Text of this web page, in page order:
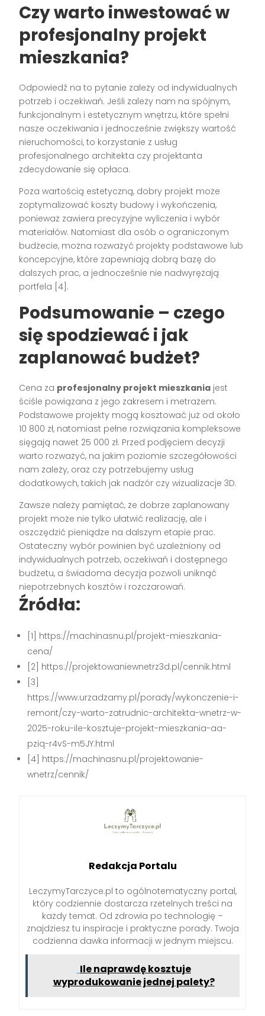
Czy warto inwestować w
profesjonalny projekt
mieszkania?
Odpowiedź na to pytanie zależy od indywidualnych
potrzeb i oczekiwań. Jeśli zależy nam na spójnym,
funkcjonalnym i estetycznym wnętrzu, które spełni
nasze oczekiwania i jednocześnie zwiększy wartość
nieruchomości, to korzystanie z usług
profesjonalnego architekta czy projektanta
zdecydowanie się opłaca.
Poza wartością estetyczną, dobry projekt może
zoptymalizować koszty budowy i wykończenia,
ponieważ zawiera precyzyjne wyliczenia i wybór
materiałów. Natomiast dla osób o ograniczonym
budżecie, można rozważyć projekty podstawowe lub
koncepcyjne, które zapewniają dobrą bazę do
dalszych prac, a jednocześnie nie nadwyrężają
portfela [4].
Podsumowanie – czego
się spodziewać i jak
zaplanować budżet?
Cena za profesjonalny projekt mieszkania jest
ściśle powiązana z jego zakresem i metrażem.
Podstawowe projekty mogą kosztować już od około
10 800 zł, natomiast pełne rozwiązania kompleksowe
sięgają nawet 25 000 zł. Przed podjęciem decyzji
warto rozważyć, na jakim poziomie szczegółowości
nam zależy, oraz czy potrzebujemy usług
dodatkowych, takich jak nadzór czy wizualizacje 3D.
Zawsze należy pamiętać, że dobrze zaplanowany
projekt może nie tylko ułatwić realizację, ale i
oszczędzić pieniądze na dalszym etapie prac.
Ostateczny wybór powinien być uzależniony od
indywidualnych potrzeb, oczekiwań i dostępnego
budżetu, a świadoma decyzja pozwoli uniknąć
niepotrzebnych kosztów i rozczarowań.
Źródła:
[1] https://machinasnu.pl/projekt-mieszkania-
cena/
[2] https://projektowaniewnetrz3d.pl/cennik.html
[3]
https://www.urzadzamy.pl/porady/wykonczenie-i-
remont/czy-warto-zatrudnic-architekta-wnetrz-w-
2025-roku-ile-kosztuje-projekt-mieszkania-aa-
pziq-r4vS-m5JY.html
[4] https://machinasnu.pl/projektowanie-
wnetrz/cennik/
Redakcja Portalu
LeczymyTarczyce.pl to ogólnotematyczny portal,
który codziennie dostarcza rzetelnych treści na
każdy temat. Od zdrowia po technologię –
znajdziesz tu inspiracje i praktyczne porady. Twoja
codzienna dawka informacji w jednym miejscu.
Ile naprawdę kosztuje
wyprodukowanie jednej palety?